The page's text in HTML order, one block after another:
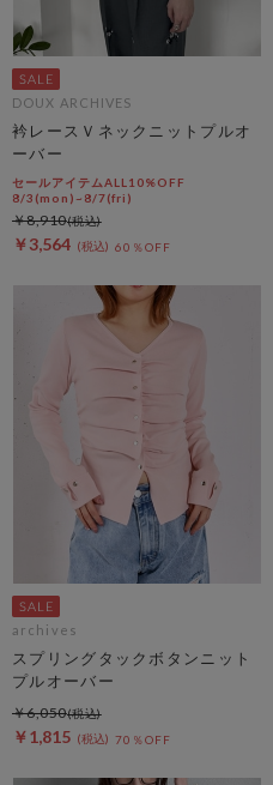
DOUX ARCHIVES
衿レースＶネックニットプルオ
ーバー
セールアイテムALL10%OFF
8/3(mon)~8/7(fri)
￥3,564 60％OFF
￥8,910
archives
スプリングタックボタンニット
プルオーバー
￥1,815 70％OFF
￥6,050